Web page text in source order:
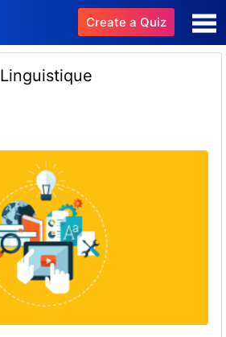
Create a Quiz
Linguistique